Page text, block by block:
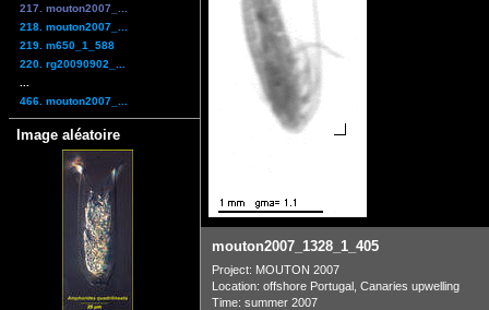
217. mouton2007_...
218. mouton2007_...
219. m650_1_588
220. rg20090902_...
466. mouton2007_...
Image aléatoire
mouton2007_1328_1_405
Project: MOUTON 2007
Location: offshore Portugal, Canaries upwelling
Time: summer 2007